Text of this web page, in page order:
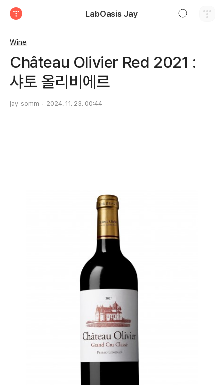
LabOasis Jay
Wine
Château Olivier Red 2021 :
샤토 올리비에르
jay_somm 2024. 11. 23. 00:44